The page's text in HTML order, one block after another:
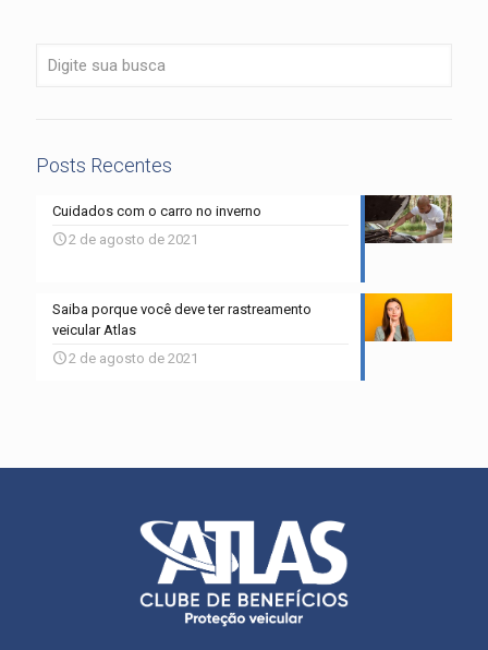
Posts Recentes
Cuidados com o carro no inverno
2 de agosto de 2021
Saiba porque você deve ter rastreamento
veicular Atlas
2 de agosto de 2021